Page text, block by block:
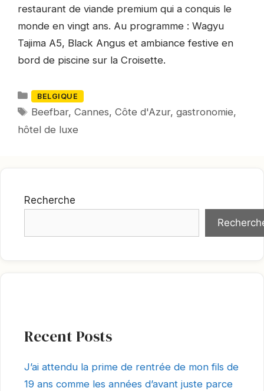
restaurant de viande premium qui a conquis le
monde en vingt ans. Au programme : Wagyu
Tajima A5, Black Angus et ambiance festive en
bord de piscine sur la Croisette.
Catégories
BELGIQUE
Mots-
clés
Beefbar,Cannes,Côte d'Azur,gastronomie,
hôtel de luxe
Recherche
Recent Posts
J’ai attendu la prime de rentrée de mon fils de
19 ans comme les années d’avant juste parce